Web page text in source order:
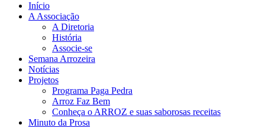
Início
A Associação
A Diretoria
História
Associe-se
Semana Arrozeira
Notícias
Projetos
Programa Paga Pedra
Arroz Faz Bem
Conheça o ARROZ e suas saborosas receitas
Minuto da Prosa